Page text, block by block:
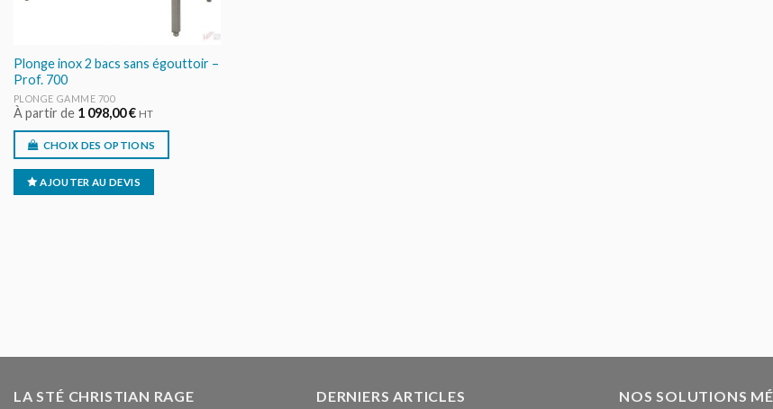
Plonge inox 2 bacs sans égouttoir –
Prof. 700
PLONGE GAMME 700
À partir de 1 098,00€ HT
CHOIX DES OPTIONS
AJOUTER AU DEVIS
LA STÉ CHRISTIAN RAGE DERNIERS ARTICLES NOS SOLUTIONS